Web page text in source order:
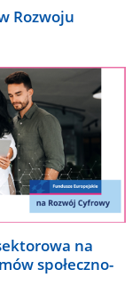
Rozwoju
na
społeczno-